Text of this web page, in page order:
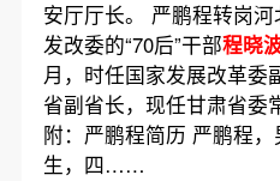
安厅厅长。 严鹏程转岗
发改委的“70后”干部程晓
月，时任国家发展改革委
省副省长，现任甘肃省委
附：严鹏程简历 严鹏程
生，四……